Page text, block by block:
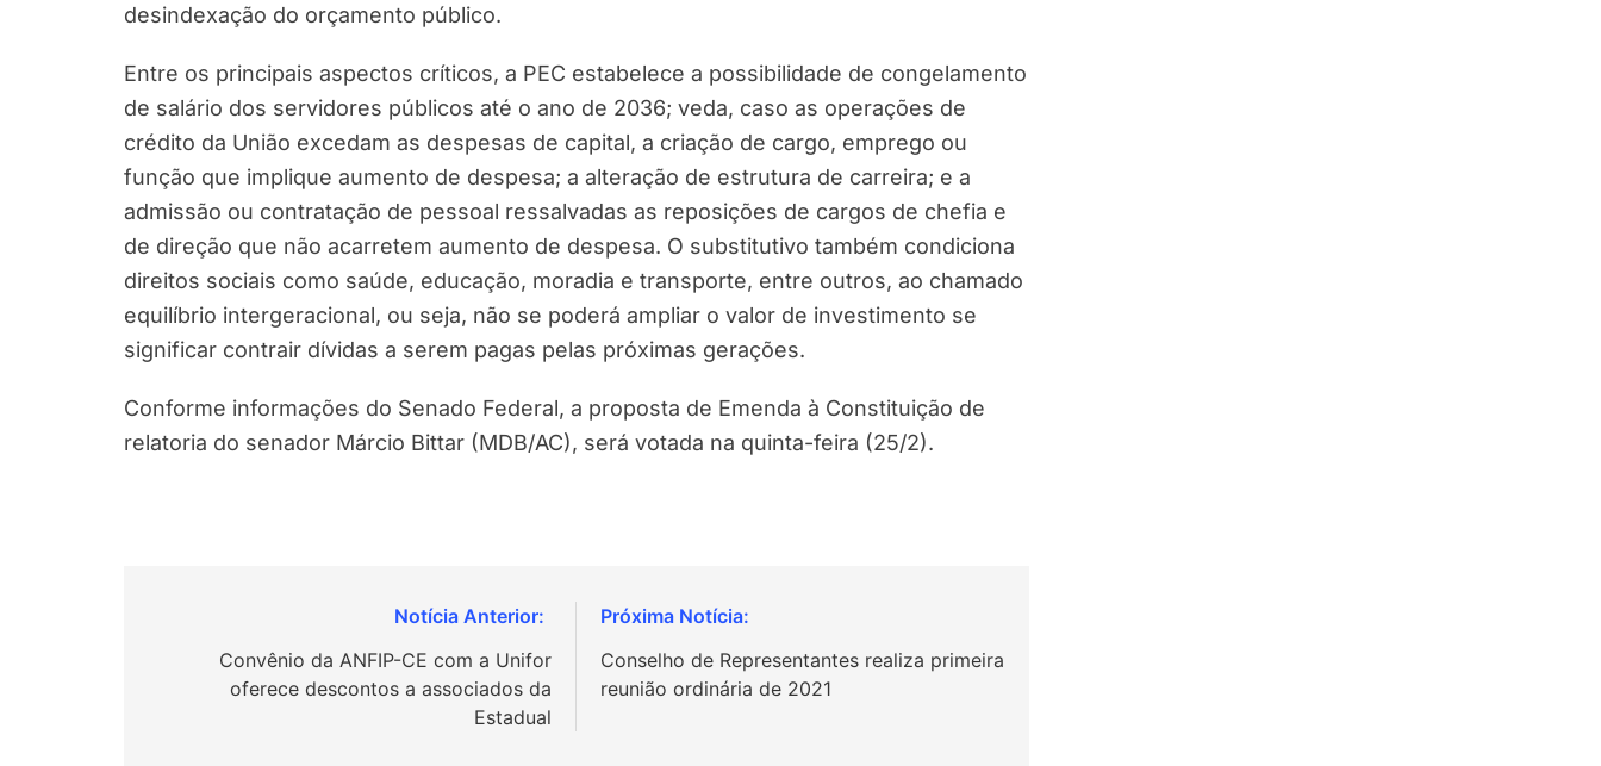
desindexação do orçamento público.
Entre os principais aspectos críticos, a PEC estabelece a possibilidade de congelamento
de salário dos servidores públicos até o ano de 2036; veda, caso as operações de
crédito da União excedam as despesas de capital, a criação de cargo, emprego ou
função que implique aumento de despesa; a alteração de estrutura de carreira; e a
admissão ou contratação de pessoal ressalvadas as reposições de cargos de chefia e
de direção que não acarretem aumento de despesa. O substitutivo também condiciona
direitos sociais como saúde, educação, moradia e transporte, entre outros, ao chamado
equilíbrio intergeracional, ou seja, não se poderá ampliar o valor de investimento se
significar contrair dívidas a serem pagas pelas próximas gerações.
Conforme informações do Senado Federal, a proposta de Emenda à Constituição de
relatoria do senador Márcio Bittar (MDB/AC), será votada na quinta-feira (25/2).
Convênio da ANFIP-CE com a Unifor
oferece descontos a associados da
Estadual
Conselho de Representantes realiza primeira
reunião ordinária de 2021